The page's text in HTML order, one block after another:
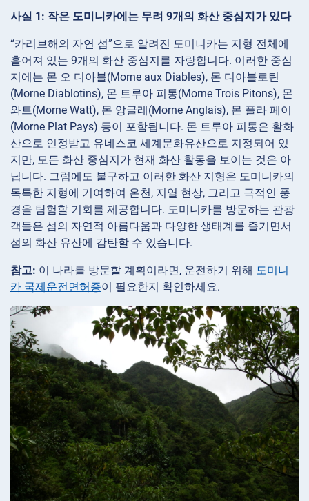
사실 1: 작은 도미니카에는 무려 9개의 화산 중심지가 있다
“카리브해의 자연 섬”으로 알려진 도미니카는 지형 전체에
흩어져 있는 9개의 화산 중심지를 자랑합니다. 이러한 중심
지에는 몬 오 디아블(Morne aux Diables), 몬 디아블로틴
(Morne Diablotins), 몬 트루아 피통(Morne Trois Pitons), 몬
와트(Morne Watt), 몬 앙글레(Morne Anglais), 몬 플라 페이
(Morne Plat Pays) 등이 포함됩니다. 몬 트루아 피통은 활화
산으로 인정받고 유네스코 세계문화유산으로 지정되어 있
지만, 모든 화산 중심지가 현재 화산 활동을 보이는 것은 아
닙니다. 그럼에도 불구하고 이러한 화산 지형은 도미니카의
독특한 지형에 기여하여 온천, 지열 현상, 그리고 극적인 풍
경을 탐험할 기회를 제공합니다. 도미니카를 방문하는 관광
객들은 섬의 자연적 아름다움과 다양한 생태계를 즐기면서
섬의 화산 유산에 감탄할 수 있습니다.
참고: 이 나라를 방문할 계획이라면, 운전하기 위해 도미니
카 국제운전면허증이 필요한지 확인하세요.